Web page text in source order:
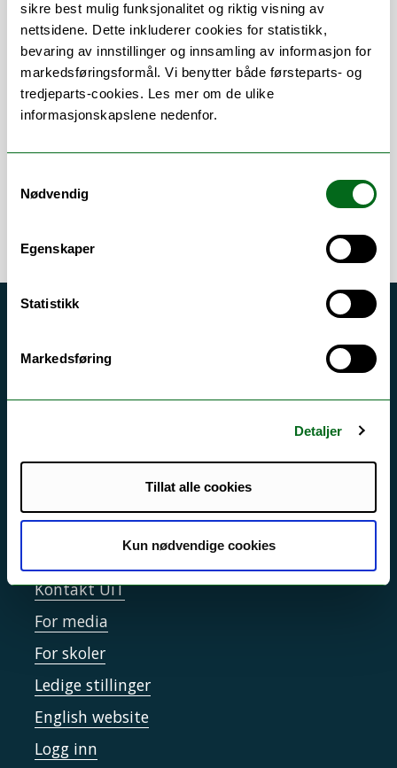
sikre best mulig funksjonalitet og riktig visning av
nettsidene. Dette inkluderer cookies for statistikk,
bevaring av innstillinger og innsamling av informasjon for
markedsføringsformål. Vi benytter både førsteparts- og
tredjeparts-cookies. Les mer om de ulike
informasjonskapslene nedenfor.
Nødvendig
Egenskaper
Statistikk
Markedsføring
Detaljer
Tillat alle cookies
Kun nødvendige cookies
Om
Forskning og undervisning
Her finner du meg
Si ifra!
Informasjonskapsler
Tilgjengelighetserklæring
Kontakt UiT
For media
For skoler
Ledige stillinger
English website
Logg inn